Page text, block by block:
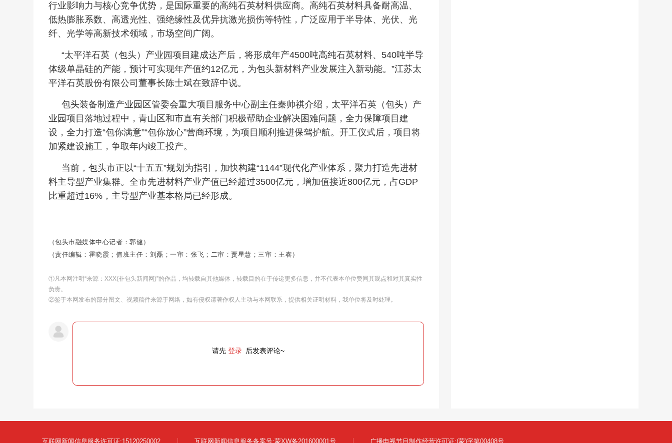
行业影响力与核心竞争优势，是国际重要的高纯石英材料供应商。高纯石英材料具备耐高温、
低热膨胀系数、高透光性、强绝缘性及优异抗激光损伤等特性，广泛应用于半导体、光伏、光
纤、光学等高新技术领域，市场空间广阔。
“太平洋石英（包头）产业园项目建成达产后，将形成年产4500吨高纯石英材料、540吨半导
体级单晶硅的产能，预计可实现年产值约12亿元，为包头新材料产业发展注入新动能。”江苏太
平洋石英股份有限公司董事长陈士斌在致辞中说。
包头装备制造产业园区管委会重大项目服务中心副主任秦帅祺介绍，太平洋石英（包头）产
业园项目落地过程中，青山区和市直有关部门积极帮助企业解决困难问题，全力保障项目建
设，全力打造“包你满意”“包你放心”营商环境，为项目顺利推进保驾护航。开工仪式后，项目将
加紧建设施工，争取年内竣工投产。
当前，包头市正以“十五五”规划为指引，加快构建“1144”现代化产业体系，聚力打造先进材
料主导型产业集群。全市先进材料产业产值已经超过3500亿元，增加值接近800亿元，占GDP
比重超过16%，主导型产业基本格局已经形成。
（包头市融媒体中心记者：郭健）
（责任编辑：霍晓霞；值班主任：刘磊；一审：张飞；二审：贾星慧；三审：王睿）
①凡本网注明“来源：XXX(非包头新闻网)”的作品，均转载自其他媒体，转载目的在于传递更多信息，并不代表本单位赞同其观点和对其真实性
负责。
②鉴于本网发布的部分图文、视频稿件来源于网络，如有侵权请著作权人主动与本网联系，提供相关证明材料，我单位将及时处理。
请先 登录 后发表评论~
互联网新闻信息服务许可证:15120250002 互联网新闻信息服务备案号:蒙XW备201600001号 广播电视节目制作经营许可证:(蒙)字第00408号